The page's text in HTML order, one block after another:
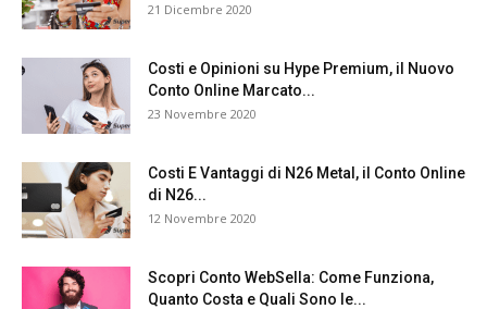
21 Dicembre 2020
Costi e Opinioni su Hype Premium, il Nuovo
Conto Online Marcato...
23 Novembre 2020
Costi E Vantaggi di N26 Metal, il Conto Online
di N26...
12 Novembre 2020
Scopri Conto WebSella: Come Funziona,
Quanto Costa e Quali Sono le...